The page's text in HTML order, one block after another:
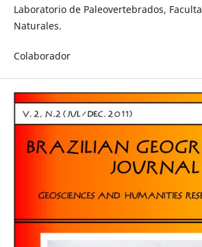
Laboratorio de Paleovertebrados,
Naturales.
Colaborador